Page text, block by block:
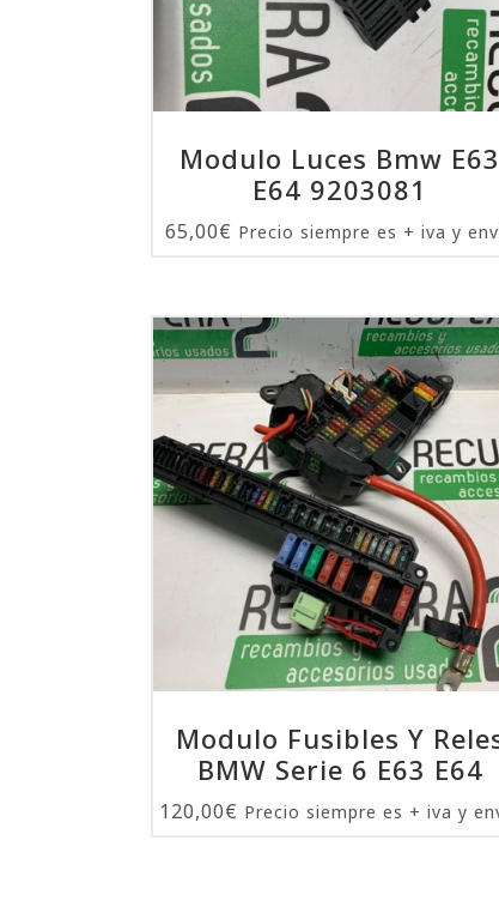
Modulo Luces Bmw E63
E64 9203081
65,00€ Precio siempre es + iva y
Modulo Fusibles Y
BMW Serie 6 E63 E64
120,00€ Precio siempre es + iva y